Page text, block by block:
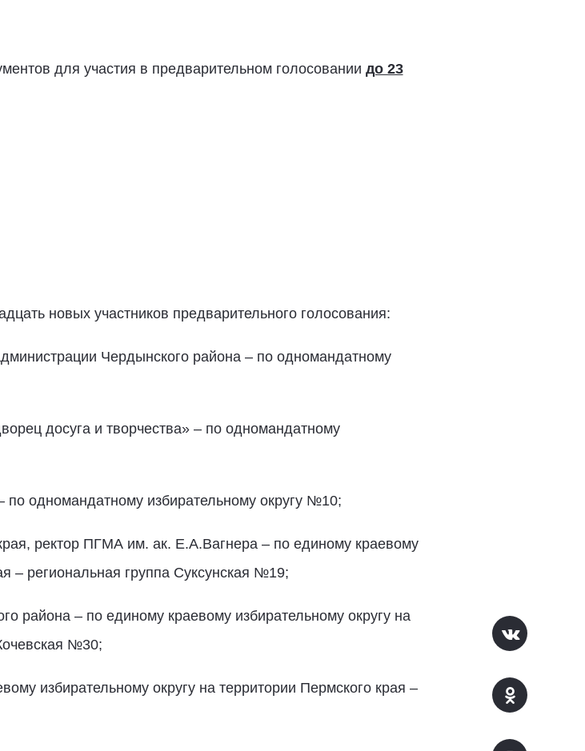
для участия в предварительном голосовании до 23
новых участников предварительного голосования:
Чердынского района – по одномандатному
досуга и творчества» – по одномандатному
одномандатному избирательному округу №10;
ректор ПГМА им. ак. Е.А.Вагнера – по единому краевому
– региональная группа Суксунская №19;
района – по единому краевому избирательному округу на
№30;
избирательному округу на территории Пермского края –